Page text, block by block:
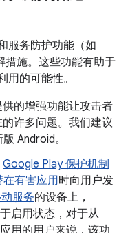
服务防护功能（如
措施。这些功能有助于
用的可能性。
的增强功能让攻击者
许多问题。我们建议
Android。
Google Play 保护机制
在有害应用时向用户发
服务的设备上，
启用状态，对于从
用的用户来说，该功